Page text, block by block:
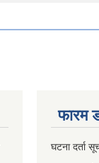
फारम
घटना दर्ता